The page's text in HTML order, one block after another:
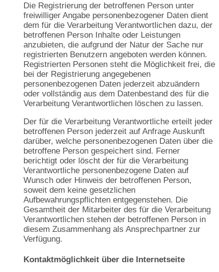
Die Registrierung der betroffenen Person unter
freiwilliger Angabe personenbezogener Daten dient
dem für die Verarbeitung Verantwortlichen dazu, der
betroffenen Person Inhalte oder Leistungen
anzubieten, die aufgrund der Natur der Sache nur
registrierten Benutzern angeboten werden können.
Registrierten Personen steht die Möglichkeit frei, die
bei der Registrierung angegebenen
personenbezogenen Daten jederzeit abzuändern
oder vollständig aus dem Datenbestand des für die
Verarbeitung Verantwortlichen löschen zu lassen.
Der für die Verarbeitung Verantwortliche erteilt jeder
betroffenen Person jederzeit auf Anfrage Auskunft
darüber, welche personenbezogenen Daten über die
betroffene Person gespeichert sind. Ferner
berichtigt oder löscht der für die Verarbeitung
Verantwortliche personenbezogene Daten auf
Wunsch oder Hinweis der betroffenen Person,
soweit dem keine gesetzlichen
Aufbewahrungspflichten entgegenstehen. Die
Gesamtheit der Mitarbeiter des für die Verarbeitung
Verantwortlichen stehen der betroffenen Person in
diesem Zusammenhang als Ansprechpartner zur
Verfügung.
Kontaktmöglichkeit über die Internetseite